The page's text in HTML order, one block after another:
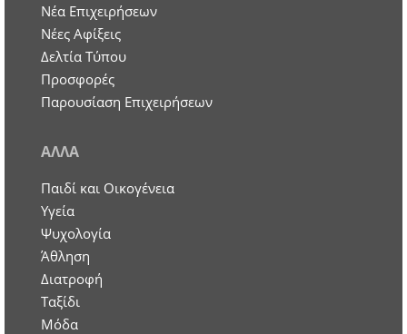
Nέα Επιχειρήσεων
Νέες Αφίξεις
Δελτία Τύπου
Προσφορές
Παρουσίαση Επιχειρήσεων
ΑΛΛΑ
Παιδί και Οικογένεια
Υγεία
Ψυχολογία
Άθληση
Διατροφή
Ταξίδι
Μόδα